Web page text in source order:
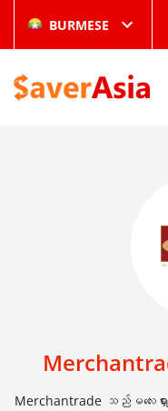
BURMESE
Merchantrade သည်မလေးရှ